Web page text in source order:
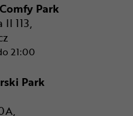
Park
113,
21:00
- Comfy Park
Park